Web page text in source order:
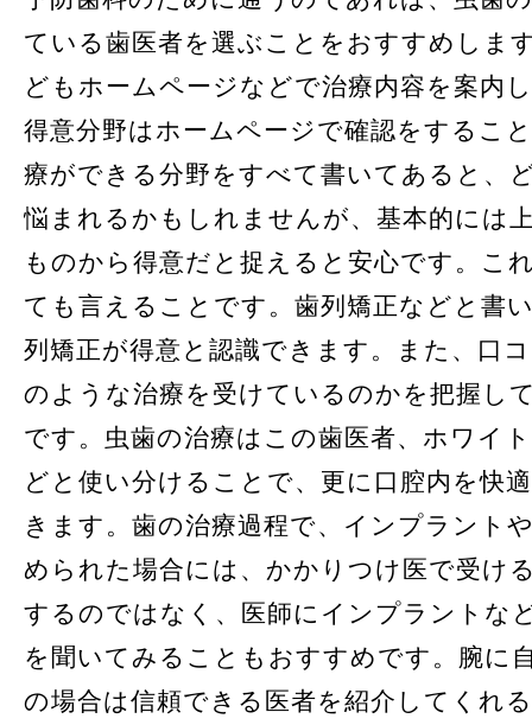
ている歯医者を選ぶことをおすすめしま
どもホームページなどで治療内容を案内
得意分野はホームページで確認をするこ
療ができる分野をすべて書いてあると、
悩まれるかもしれませんが、基本的には
ものから得意だと捉えると安心です。こ
ても言えることです。歯列矯正などと書
列矯正が得意と認識できます。また、口
のような治療を受けているのかを把握し
です。虫歯の治療はこの歯医者、ホワイ
どと使い分けることで、更に口腔内を快
きます。歯の治療過程で、インプラント
められた場合には、かかりつけ医で受け
するのではなく、医師にインプラントな
を聞いてみることもおすすめです。腕に
の場合は信頼できる医者を紹介してくれ